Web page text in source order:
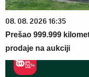
08. 08. 2026 16:35
Prešao 999.999
prodaje na aukciji